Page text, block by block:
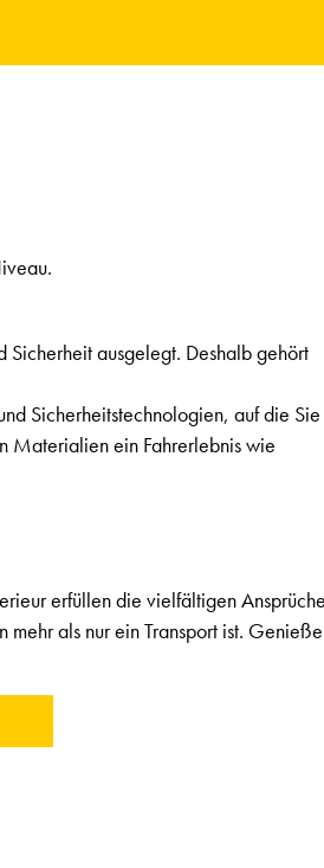
Sicherheit ausgelegt. Deshalb gehört
Sicherheitstechnologien, auf die Sie
Materialien ein Fahrerlebnis wie
erfüllen die vielfältigen
als nur ein Transport ist.